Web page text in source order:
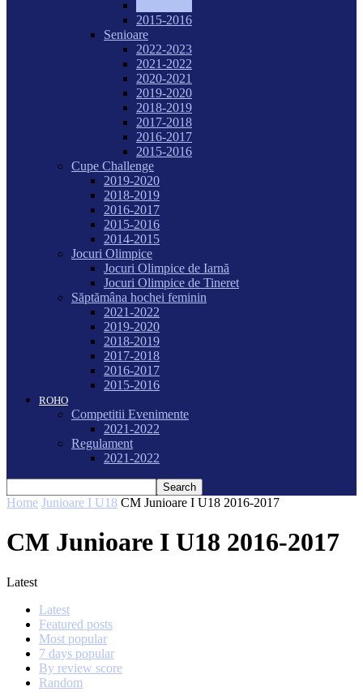
2015-2016
Senioare
2022-2023
2021-2022
2020-2021
2019-2020
2018-2019
2017-2018
2016-2017
2015-2016
Cupe Challenge
2019-2020
2018-2019
2016-2017
2015-2016
2014-2015
Jocuri Olimpice
Jocuri Olimpice de Iarnă
Jocuri Olimpice de Tineret
Săptămâna hochei feminin
2021-2022
2019-2020
2018-2019
2017-2018
2016-2017
2015-2016
ROHO
Competitii Evenimente
2021-2022
Regulament
2021-2022
Home Junioare I U18 CM Junioare I U18 2016-2017
CM Junioare I U18 2016-2017
Latest
Latest
Featured posts
Most popular
7 days popular
By review score
Random